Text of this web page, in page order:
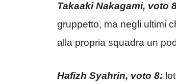
Takaaki Nakagami, voto
gruppetto, ma negli ultimi
alla propria squadra un
Hafizh Syahrin, voto 8: